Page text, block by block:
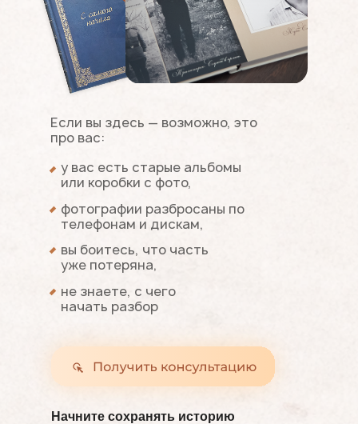
у вас есть старые альбомы
или коробки с фото,
фотографии разбросаны по
телефонам и дискам,
не знаете, с чего
начать разбор
вы боитесь, что часть
уже потеряна,
Если вы здесь — возможно, это
про вас:
Начните сохранять историю